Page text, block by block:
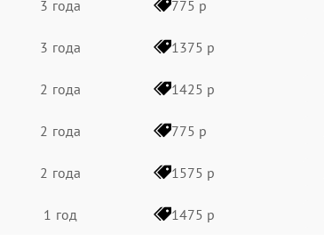
3 года 775 р
3 года 1375 р
2 года 1425 р
2 года 775 р
2 года 1575 р
1 год 1475 р